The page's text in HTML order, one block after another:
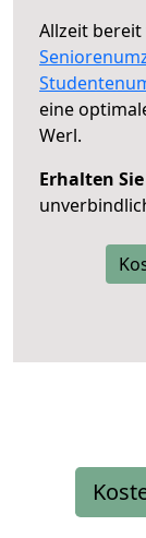
Allzeit
eine
Werl.
Erhalten